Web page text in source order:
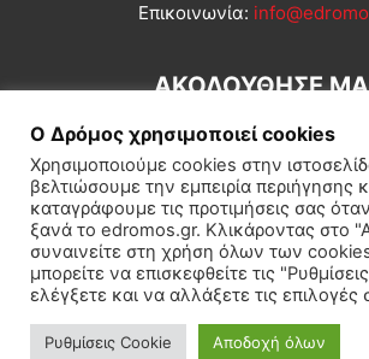
Επικοινωνία:
ΑΚΟΛΟΥΘΗΣΕ
Εγγραφή συνδρομητή Πολιτική
Πολιτισμός
Ο Δρόμος χρησιμοποιεί cookies
Χρησιμοποιούμε cookies στην
βελτιώσουμε την εμπειρία περιήγησης
καταγράφουμε τις προτιμήσεις σας
ξανά το edromos.gr. Κλικάροντας στο
συναινείτε στη χρήση όλων των
μπορείτε να επισκεφθείτε τις
ελέγξετε και να αλλάξετε τις επιλογές
Ρυθμίσεις Cookie Αποδοχή όλων